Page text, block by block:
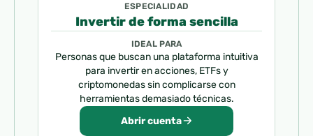
ESPECIALIDAD
Invertir de forma sencilla
IDEAL PARA
Personas que buscan una plataforma intuitiva
para invertir en acciones, ETFs y
criptomonedas sin complicarse con
herramientas demasiado técnicas.
Abrir cuenta